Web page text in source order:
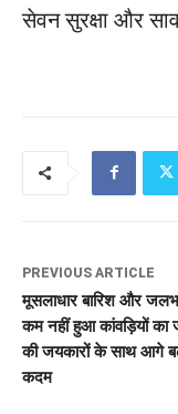
सेवन सुरक्षा और
PREVIOUS ARTICLE
मूसलाधार बारिश और
कम नहीं हुआ कांवड़ियों का
की जयकारों के साथ आगे
कदम